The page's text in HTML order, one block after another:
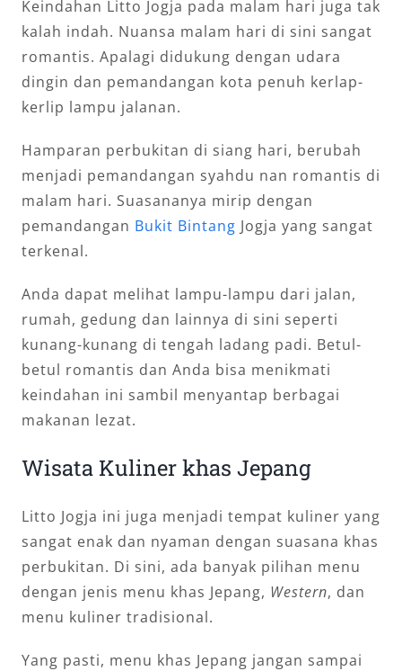
Keindahan Litto Jogja pada malam hari juga tak
kalah indah. Nuansa malam hari di sini sangat
romantis. Apalagi didukung dengan udara
dingin dan pemandangan kota penuh kerlap-
kerlip lampu jalanan.
Hamparan perbukitan di siang hari, berubah
menjadi pemandangan syahdu nan romantis di
malam hari. Suasananya mirip dengan
pemandangan Bukit Bintang Jogja yang sangat
terkenal.
Anda dapat melihat lampu-lampu dari jalan,
rumah, gedung dan lainnya di sini seperti
kunang-kunang di tengah ladang padi. Betul-
betul romantis dan Anda bisa menikmati
keindahan ini sambil menyantap berbagai
makanan lezat.
Wisata Kuliner khas Jepang
Litto Jogja ini juga menjadi tempat kuliner yang
sangat enak dan nyaman dengan suasana khas
perbukitan. Di sini, ada banyak pilihan menu
dengan jenis menu khas Jepang, Western, dan
menu kuliner tradisional.
Yang pasti, menu khas Jepang jangan sampai